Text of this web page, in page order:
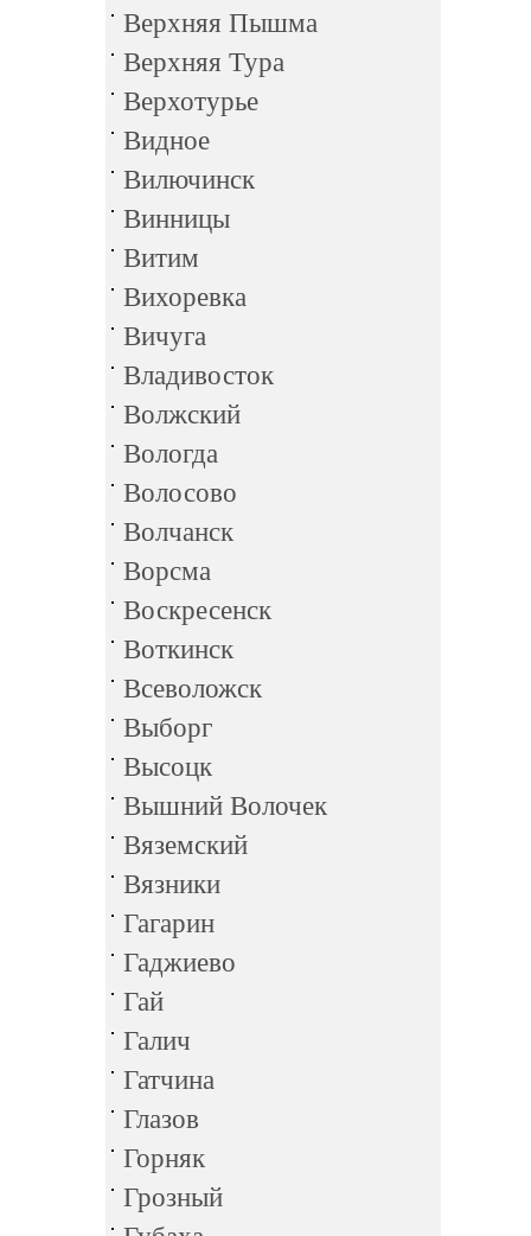
Верхняя Пышма
Верхняя Тура
Верхотурье
Видное
Вилючинск
Винницы
Витим
Вихоревка
Вичуга
Владивосток
Волжский
Вологда
Волосово
Волчанск
Ворсма
Воскресенск
Воткинск
Всеволожск
Выборг
Высоцк
Вышний Волочек
Вяземский
Вязники
Гагарин
Гаджиево
Гай
Галич
Гатчина
Глазов
Горняк
Грозный